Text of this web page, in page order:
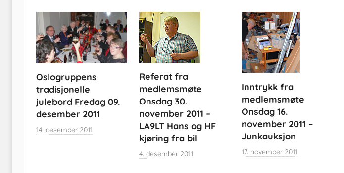
Oslogruppens
tradisjonelle
julebord Fredag 09.
desember 2011
14. desember 2011
Referat fra
medlemsmøte
Onsdag 30.
november 2011 –
LA9LT Hans og HF
kjøring fra bil
4. desember 2011
Inntrykk fra
medlemsmøte
Onsdag 16.
november 2011 –
Junkauksjon
17. november 2011